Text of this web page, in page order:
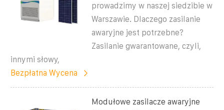
prowadzimy w naszej siedzibie w
Warszawie. Dlaczego zasilanie
awaryjne jest potrzebne?
Zasilanie gwarantowane, czyli,
innymi słowy,
Bezpłatna Wycena
Modułowe zasilacze awaryjne